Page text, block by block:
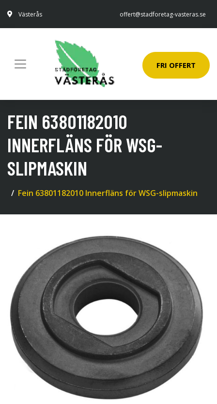
Västerås offert@stadforetag-vasteras.se
FRI OFFERT
FEIN 63801182010
INNERFLÄNS FÖR WSG-
SLIPMASKIN
Fein 63801182010 Innerfläns för WSG-slipmaskin